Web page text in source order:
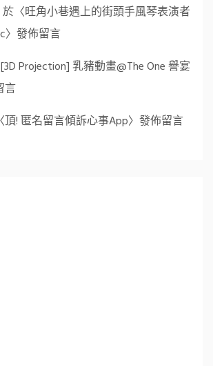
〈旺角小巷遇上的街頭手風琴表演者
〉發佈留言
[3D Projection] 乳豬動畫@The One 譽宴
言
頂! 匿名留言傾訴心事App〉發佈留言